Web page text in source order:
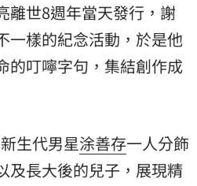
離世8週年當天發行，謝
一樣的紀念活動，於是他
的叮嚀字句，集結創作成
生代男星涂善存一人分飾
及長大後的兒子，展現精